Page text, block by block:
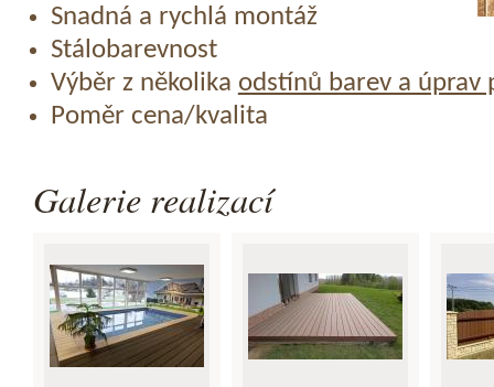
Snadná a rychlá montáž
Stálobarevnost
Výběr z několika odstínů barev a úprav
Poměr cena/kvalita
Galerie realizací